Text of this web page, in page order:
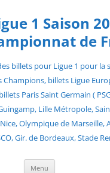
1 Saison
de
billets pour Ligue 1 pour la
Champions, billets Ligue
Paris Saint Germain (
Lille Métropole,
Olympique de Marseille,
Gir. de Bordeaux, Stade
Menu